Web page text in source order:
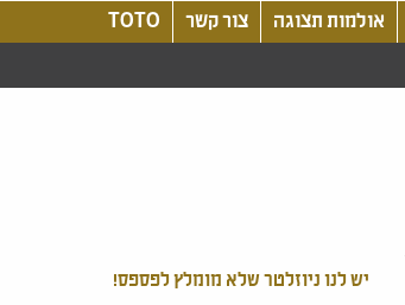
אולמות תצוגה צור קשר TOTO
יש לנו ניוזלטר שלא מומלץ לפספס!